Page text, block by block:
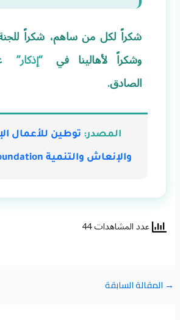
شكراً لكل من ساهم، شكراً
وشكراً لأهالينا في
“إذكار”
الصادق.
المصدر: توطين للأعمال
والإنعاش والتنمية Tawtin Foundation
عدد المشاهدات 44
→ المقالة السابقة